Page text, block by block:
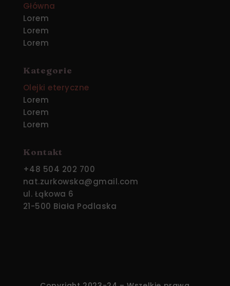
Główna
Lorem
Lorem
Lorem
Kategorie
Olejki eteryczne
Lorem
Lorem
Lorem
Kontakt
+48 504 202 700
nat.zurkowska@gmail.com
ul. Łąkowa 6
21-500 Biała Podlaska